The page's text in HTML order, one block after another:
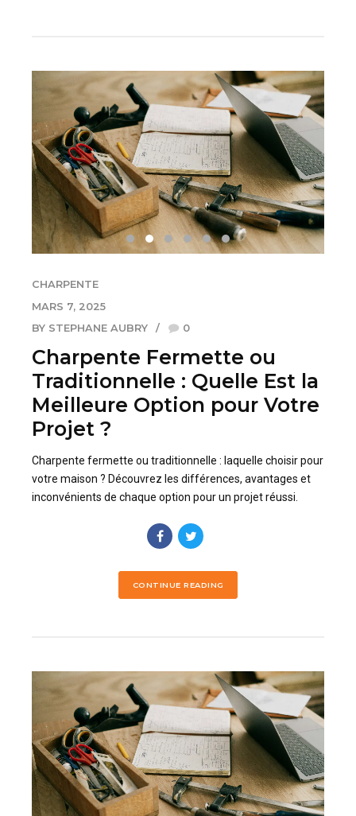
CHARPENTE
MARS 7, 2025
BY STEPHANE AUBRY
0
Charpente Fermette ou
Traditionnelle : Quelle Est la
Meilleure Option pour Votre
Projet ?
Charpente fermette ou traditionnelle : laquelle choisir pour
votre maison ? Découvrez les différences, avantages et
inconvénients de chaque option pour un projet réussi.
CONTINUE READING